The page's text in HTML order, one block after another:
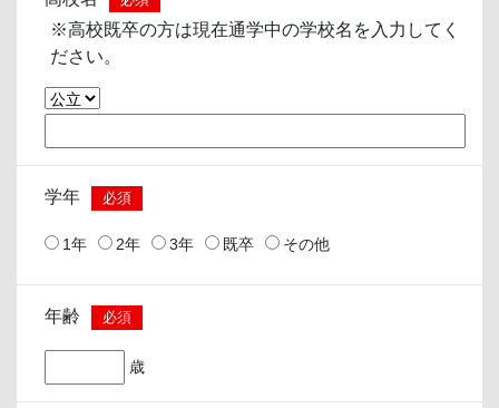
※高校既卒の方は現在通学中の学校名を入力してく
ださい。
学年 必須
1年 2年 3年 既卒 その他
年齢 必須
歳